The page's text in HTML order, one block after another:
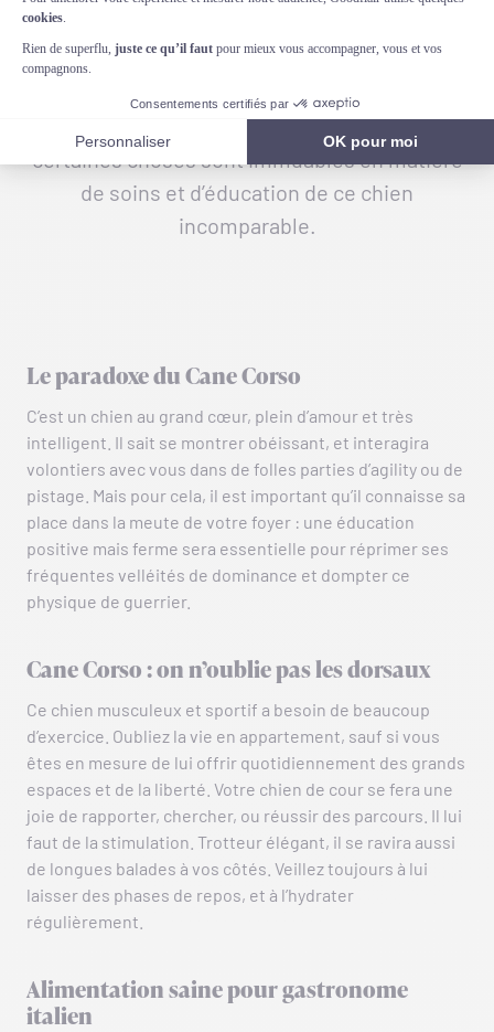
couramment utilisé en Italie comme chien de
recherche en décombres, le Cane Corso
Italiano a de multiples facettes. Mais
certaines choses sont immuables en matière
de soins et d’éducation de ce chien
incomparable.
Le paradoxe du Cane Corso
C’est un chien au grand cœur, plein d’amour et très
intelligent. Il sait se montrer obéissant, et interagira
volontiers avec vous dans de folles parties d’agility ou de
pistage. Mais pour cela, il est important qu’il connaisse sa
place dans la meute de votre foyer : une éducation
positive mais ferme sera essentielle pour réprimer ses
fréquentes velléités de dominance et dompter ce
physique de guerrier.
Cane Corso : on n’oublie pas les dorsaux
Ce chien musculeux et sportif a besoin de beaucoup
d’exercice. Oubliez la vie en appartement, sauf si vous
êtes en mesure de lui offrir quotidiennement des grands
espaces et de la liberté. Votre chien de cour se fera une
joie de rapporter, chercher, ou réussir des parcours. Il lui
faut de la stimulation. Trotteur élégant, il se ravira aussi
de longues balades à vos côtés. Veillez toujours à lui
laisser des phases de repos, et à l’hydrater
régulièrement.
Alimentation saine pour gastronome
italien